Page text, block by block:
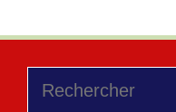
Rechercher